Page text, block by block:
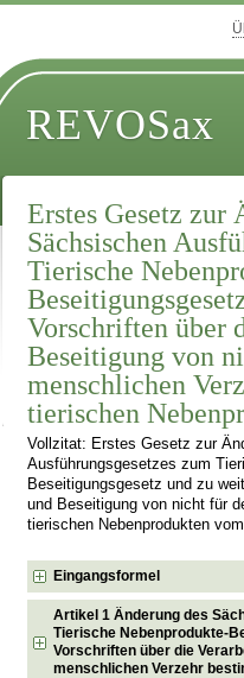
REVOSax
Erstes Gesetz zur
Sächsischen
Tierische
Vorschriften über
Beseitigung von
menschlichen
tierischen
Vollzitat: Erstes Gesetz zur
Ausführungsgesetzes zum
Beseitigungsgesetz und zu
und Beseitigung von nicht für
tierischen Nebenprodukten
Eingangsformel
Artikel 1 Änderung des
Tierische Nebenprodukte-
Vorschriften über die
menschlichen Verzehr